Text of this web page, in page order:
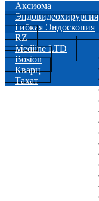
Аксиома
Эндовидеохирургия
Гибкая Эндоскопия
RZ
Medline LTD
Boston
Кварц
Тахат